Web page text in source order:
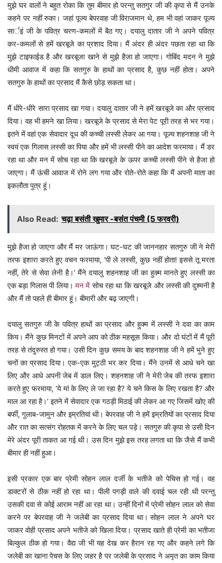
मुझे घर वालों ने बहुत रोका कि तुम बीमार हो परन्तु सतगुर जी की कृपा से मैं उनके
कहने पर नहीं रुका। जहां पूज्य बेपरवाह जी विराजमान थे, हम भी वहां जाकर पूज्य
सार्इं जी के पवित्र चरण-कमलों में बैठ गए। दयालु दातार जी ने अपने पवित्र
कर-कमलों से हमें खरबूजे का प्रशाद दिया। मैं अंदर ही अंदर पछता रहा था कि
मुझे टाइफाईड है और खरबूजा खाने से मुझे हैजा हो जाएगा। गोबिंद मदन ने मुझे
धीमी आवाज में कहा कि सतगुरु के हाथों का प्रसाद है, कुछ नहीं होता। अपने
सतगुरु के हाथों का प्रसाद मैं कैसे छोड़ सकता था।
मैं धीरे-धीरे सारा प्रसाद खा गया। दयालु दातार जी ने हमें खरबूजे का और प्रसाद
दिया। वह भी हमने खा लिया। खरबूजे के प्रसाद से मेरा पेट पूरी तरह से भर गया।
इतने में वहां एक सेवादार दूध की कच्ची लस्सी लेकर आ गया। पूज्य शहनशाह जी ने
स्वयं एक गिलास लस्सी का पिया और हमें भी लस्सी पीने का आदेश फरमाया। मैं डर
रहा था और मन में सोच रहा था कि खरबूजे के ऊपर कच्ची लस्सी पीने से हैजा हो
जाएगा। मैं ऊंची आवाज में रोने लग गया और रोते-रोते कहा कि मैं अपनी माता का
इकलौता पुत्र हूं।
Also Read: चढ़ा बसंती खुमार -बसंत पंचमी (5 फरवरी)
मुझे हैजा हो जाएगा और मैं मर जाऊंगा। घट-घट की जाननहार सतगुरु जी ने मेरी
तरफ इशारा करते हुए वचन फरमाया, ‘पी ले लस्सी, कुछ नहीं होता! इससे तू मरता
नहीं, तेरे से सेवा लेनी है।’ मैंने दयालु शहनशाह जी का हुक्म मानते हुए लस्सी का
एक बड़ा गिलास पी लिया।मन में सोच रहा था कि खरबूजे और लस्सी की दुश्मनी है
और मैं तो पहले ही बीमार हूं। बीमारी और बढ़ जाएगी।
दयालु सतगुरु जी के पवित्र हाथों का प्रसाद और हुक्म में लस्सी ने दवा का काम
किय। मैंने कुछ मिनटों में अपने आप को ठीक महसूस किया। और दो घंटों में मैं पूरी
तरह से तंदुरुस्त हो गया। उसी दिन कुछ समय के बाद शहनशाह जी ने हमें भुने हुए
चनों का प्रसाद दिया। एक-एक मुट्ठी भर कर दिया। मैंने उनमें से आधे चने खा
लिए और आधे अपनी जेब में डाल लिए। शहनशाह जी ने मेरी जेब की तरफ इशारा
करते हुए फरमाया, ‘ये मां के लिए ले जा रहा है? ये चने किस के लिए रखता है? और
माल आ रहा है।’ इतने में सेवादार एक गठड़ी मिठाई की लेकर आ गए जिसमें खोए की
बर्फी, गुलाब-जामुन और इम्रतियां थी। बेपरवाह जी ने हमें इम्रतियों का प्रसाद दिया
और रात का सत्संग रोहतक में करने के लिए चल पड़े। सतगुरु की कृपा से उसी दिन
मेरे अंदर पूरी ताकत आ गई थी। उस दिन मुझे इस तरह लगता था कि जैसे मैं कभी
बीमार ही नहीं हुआ।
इसी प्रकार एक बार प्रेमी सोहन लाल दर्जी के भतीजे को पेचिस हो गई। वह
डाक्टरों से ठीक नहीं हो रहा था। पीली पगड़ी वाले की दवाई चल रही थी परन्तु
उसकी दवा से कोई आराम नहीं आ रहा था। उन्हीं दिनों में प्रेमी सोहन लाल को सेवा
करने पर बेपरवाह जी ने जलेबी का प्रसाद दिया था। सोहन लाल ने अपने घर
जाकर वोही प्रसाद अपने भतीजे को खिला दिया। प्रसाद खाते ही प्रेमी का भतीजा
बिल्कुल ठीक हो गया। वैद्य जी भी यह देख कर हैरान रह गए और कहने लगे कि
जलेबी का खाना पेचस के लिए जहर है पर जलेबी के प्रसाद ने अमृत का काम किया